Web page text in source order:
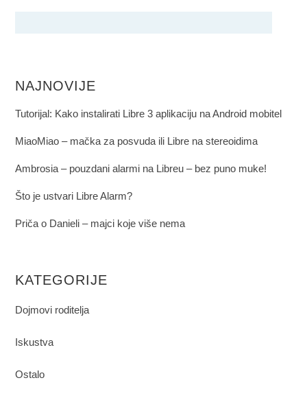
NAJNOVIJE
Tutorijal: Kako instalirati Libre 3 aplikaciju na Android mobitel
MiaoMiao – mačka za posvuda ili Libre na stereoidima
Ambrosia – pouzdani alarmi na Libreu – bez puno muke!
Što je ustvari Libre Alarm?
Priča o Danieli – majci koje više nema
KATEGORIJE
Dojmovi roditelja
Iskustva
Ostalo